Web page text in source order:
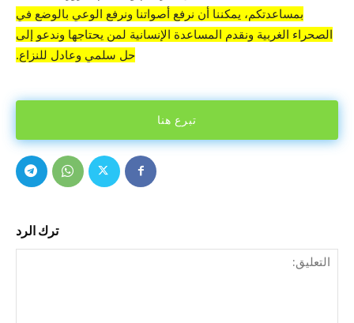
بمساعدتكم، يمكننا أن نرفع أصواتنا ونرفع الوعي بالوضع في
الصحراء الغربية ونقدم المساعدة الإنسانية لمن يحتاجها وندعو إلى
حل سلمي وعادل للنزاع.
تبرع هنا
ترك الرد